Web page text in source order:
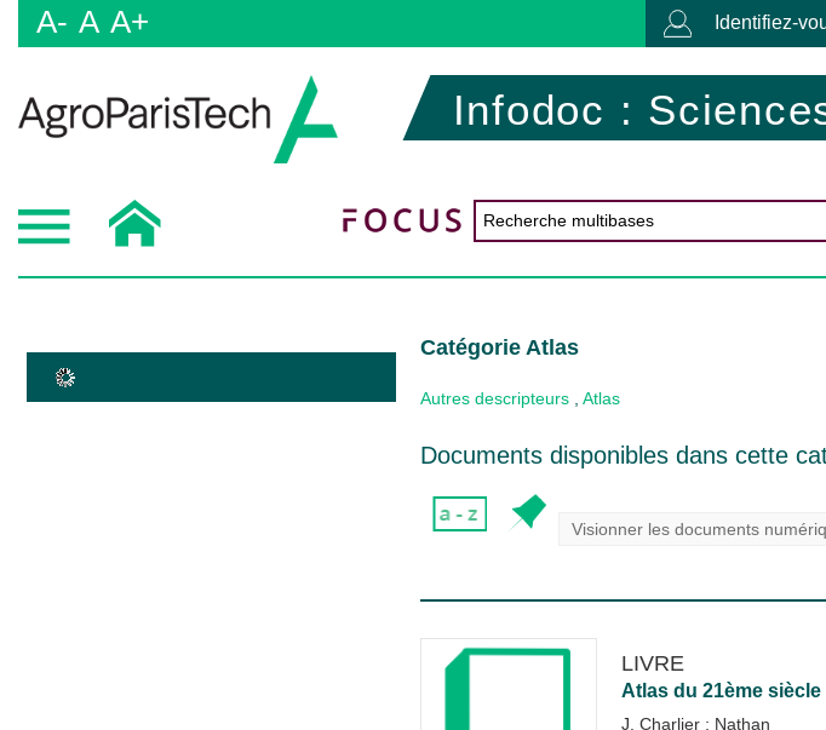
A- A A+ Identifiez-
Infodoc :
Catégorie Atlas
Autres descripteurs Atlas
Documents disponibles dans cette
Visionner les documents
LIVRE
Atlas du 21ème siècle
J. Charlier ; Nathan